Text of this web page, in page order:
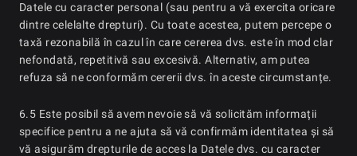
Datele cu caracter personal (sau pentru a vă exercita oricare
dintre celelalte drepturi). Cu toate acestea, putem percepe o
taxă rezonabilă în cazul în care cererea dvs. este în mod clar
nefondată, repetitivă sau excesivă. Alternativ, am putea
refuza să ne conformăm cererii dvs. în aceste circumstanțe.
6.5 Este posibil să avem nevoie să vă solicităm informații
specifice pentru a ne ajuta să vă confirmăm identitatea și să
vă asigurăm drepturile de acces la Datele dvs. cu caracter